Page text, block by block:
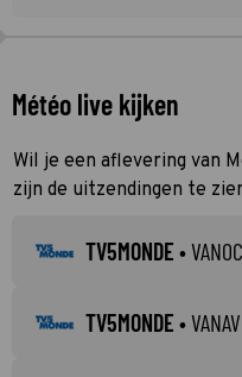
Météo live kijken
Wil je een aflevering van
zijn de uitzendingen te
TV5MONDE •
TV5MONDE •